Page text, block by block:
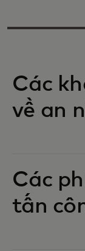
Các
về an
Các
tấn